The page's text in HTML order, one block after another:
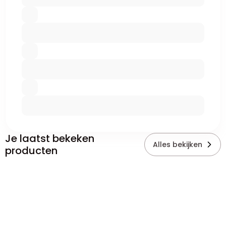
Je laatst bekeken
producten
Alles bekijken